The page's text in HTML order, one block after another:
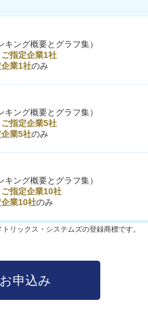
ング概要とグラフ集）
ご指定企業1社
業1社のみ
ング概要とグラフ集）
ご指定企業5社
業5社のみ
ング概要とグラフ集）
ご指定企業10社
業10社のみ
リックス・システムズの登録商標です。